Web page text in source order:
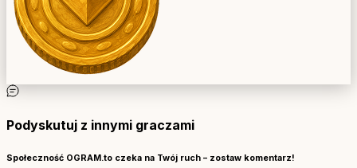
Podyskutuj z innymi graczami
Społeczność OGRAM.to czeka na Twój ruch – zostaw komentarz!